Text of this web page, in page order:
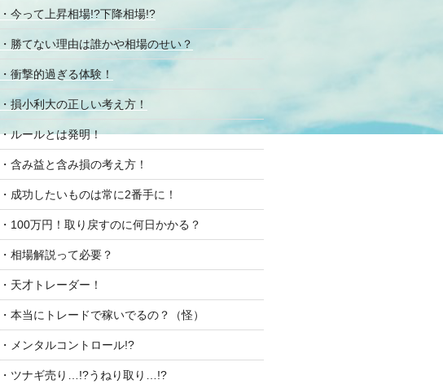
・今って上昇相場!?下降相場!?
・勝てない理由は誰かや相場のせい？
・衝撃的過ぎる体験！
・損小利大の正しい考え方！
ルールとは発明！
・含み益と含み損の考え方！
・成功したいものは常に2番手に！
・100万円！取り戻すのに何日かかる？
・相場解説って必要？
・天才トレーダー！
・本当にトレードで稼いでるの？（怪）
・メンタルコントロール!?
・ツナギ売り…!?うねり取り…!?